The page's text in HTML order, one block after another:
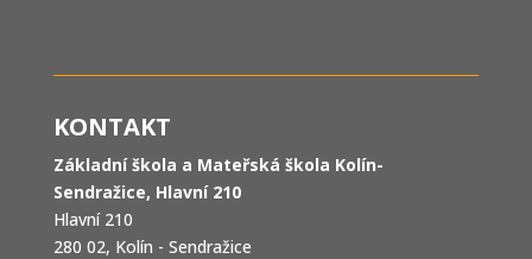
KONTAKT
Základní škola a Mateřská škola Kolín-
Sendražice, Hlavní 210
Hlavní 210
280 02, Kolín - Sendražice